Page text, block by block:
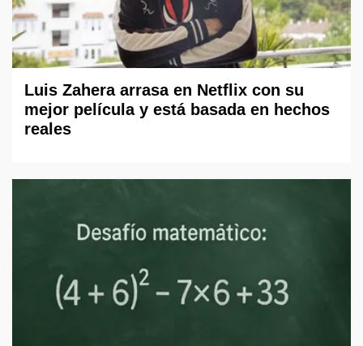
Luis Zahera arrasa en Netflix con su
mejor película y está basada en hechos
reales